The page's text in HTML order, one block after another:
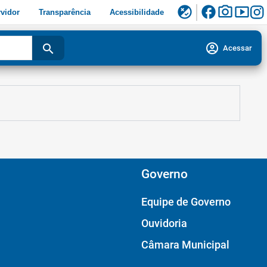
Transparência Acessibilidade flaky facebookphoto_camerasmart_display
search account_circle Acessar
Governo
Equipe de Governo
Ouvidoria
Câmara Municipal